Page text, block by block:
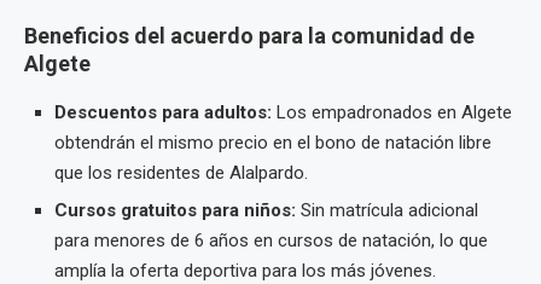
Beneficios del acuerdo para la comunidad de
Algete
Descuentos para adultos: Los empadronados en Algete
obtendrán el mismo precio en el bono de natación libre
que los residentes de Alalpardo.
Cursos gratuitos para niños: Sin matrícula adicional
para menores de 6 años en cursos de natación, lo que
amplía la oferta deportiva para los más jóvenes.